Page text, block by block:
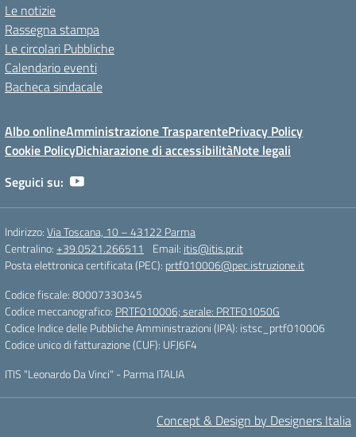
Le notizie
Rassegna stampa
Le circolari Pubbliche
Calendario eventi
Bacheca sindacale
Albo onlineAmministrazione TrasparentePrivacy Policy
Cookie PolicyDichiarazione di accessibilitàNote legali
Seguici su:
Indirizzo:Via Toscana, 10 – 43122 Parma
Centralino:+39.0521.266511 Email: itis@itis.pr.it
Posta elettronica certificata (PEC): prtf010006@pec.istruzione.it
Codice fiscale: 80007330345
Codice meccanografico: PRTF010006; serale: PRTF01050G
Codice Indice delle Pubbliche Amministrazioni (IPA): istsc_prtf010006
Codice unico di fatturazione (CUF): UFJ6F4
ITIS "Leonardo Da Vinci" - Parma ITALIA
Concept & Design by Designers Italia